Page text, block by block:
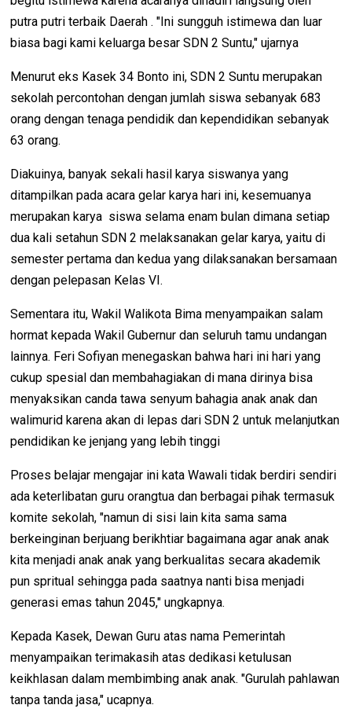
putra putri terbaik Daerah . "Ini sungguh istimewa dan luar
biasa bagi kami keluarga besar SDN 2 Suntu," ujarnya
Menurut eks Kasek 34 Bonto ini, SDN 2 Suntu merupakan
sekolah percontohan dengan jumlah siswa sebanyak 683
orang dengan tenaga pendidik dan kependidikan sebanyak
63 orang.
Diakuinya, banyak sekali hasil karya siswanya yang
ditampilkan pada acara gelar karya hari ini, kesemuanya
merupakan karya siswa selama enam bulan dimana setiap
dua kali setahun SDN 2 melaksanakan gelar karya, yaitu di
semester pertama dan kedua yang dilaksanakan bersamaan
dengan pelepasan Kelas VI.
Sementara itu, Wakil Walikota Bima menyampaikan salam
hormat kepada Wakil Gubernur dan seluruh tamu undangan
lainnya. Feri Sofiyan menegaskan bahwa hari ini hari yang
cukup spesial dan membahagiakan di mana dirinya bisa
menyaksikan canda tawa senyum bahagia anak anak dan
walimurid karena akan di lepas dari SDN 2 untuk melanjutkan
pendidikan ke jenjang yang lebih tinggi
Proses belajar mengajar ini kata Wawali tidak berdiri sendiri
ada keterlibatan guru orangtua dan berbagai pihak termasuk
komite sekolah, "namun di sisi lain kita sama sama
berkeinginan berjuang berikhtiar bagaimana agar anak anak
kita menjadi anak anak yang berkualitas secara akademik
pun spritual sehingga pada saatnya nanti bisa menjadi
generasi emas tahun 2045," ungkapnya.
Kepada Kasek, Dewan Guru atas nama Pemerintah
menyampaikan terimakasih atas dedikasi ketulusan
keikhlasan dalam membimbing anak anak. "Gurulah pahlawan
tanpa tanda jasa," ucapnya.